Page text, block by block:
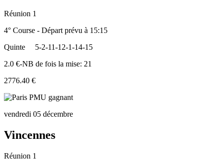
Réunion 1
4° Course - Départ prévu à 15:15
Quinte
5-2-11-12-1-14-15
2.0 €-NB de fois la mise: 21
2776.40 €
vendredi 05 décembre
Vincennes
Réunion 1